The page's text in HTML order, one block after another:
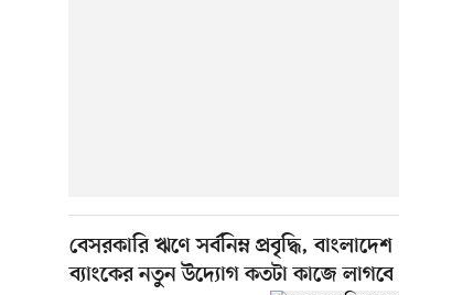
বেসরকারি ঋণে সর্বনিম্ন প্রবৃদ্ধি, বাংলাদেশ
ব্যাংকের নতুন উদ্যোগ কতটা কাজে লাগবে